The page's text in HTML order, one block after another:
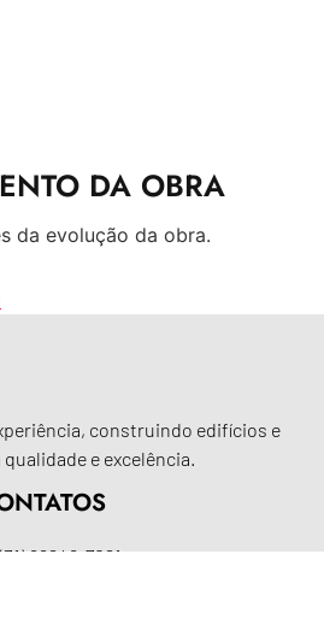
DA OBRA
da evolução da obra.
construindo edifícios e
e excelência.
99246-7021